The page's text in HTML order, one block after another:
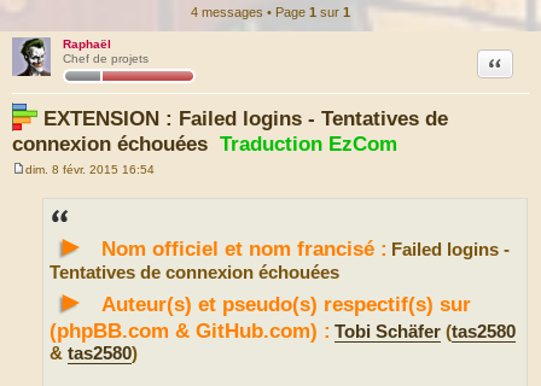
4 messages • Page 1 sur 1
Raphaël
Chef de projets
EXTENSION : Failed logins - Tentatives de
connexion échouées Traduction EzCom
Citation
dim. 8 févr. 2015 16:54
► Nom officiel et nom francisé : Failed logins -
Tentatives de connexion échouées
►
Auteur(s) et pseudo(s) respectif(s) sur
(phpBB.com & GitHub.com) : Tobi Schäfer (tas2580
& tas2580)